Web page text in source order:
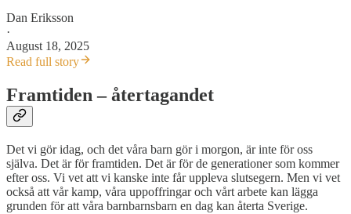
Dan Eriksson
·
August 18, 2025
Read full story
Framtiden – återtagandet
Det vi gör idag, och det våra barn gör i morgon, är inte för oss
själva. Det är för framtiden. Det är för de generationer som kommer
efter oss. Vi vet att vi kanske inte får uppleva slutsegern. Men vi vet
också att vår kamp, våra uppoffringar och vårt arbete kan lägga
grunden för att våra barnbarnsbarn en dag kan återta Sverige.